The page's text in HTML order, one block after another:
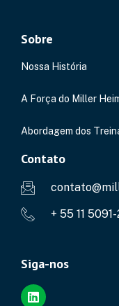
Sobre
Nossa História
A Força do Miller
Abordagem dos
Contato
+ 55 11
Siga-nos